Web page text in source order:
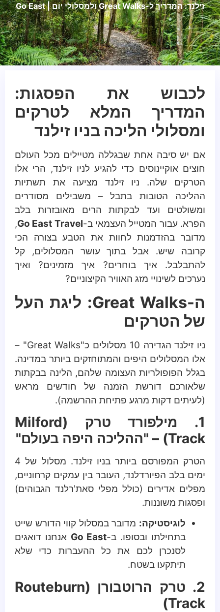
זילנד: המדריך ל-Great Walks ולמסלולי יום | Go East
לכבוש את הפסגות:
המדריך המלא לטרקים
ומסלולי הליכה בניו זילנד
אם יש סיבה אחת שבגללה מטיילים מכל העולם
חוצים אוקיינוסים כדי להגיע לניו זילנד, הרי אלו
הטרקים שלה. ניו זילנד מציעה את תשתיות
ההליכה הטובות בתבל – משבילים מסודרים
ומשולטים ועד לבקתות הרים מאובזרות בלב
הפרא. עבור המטייל העצמאי ב-Go East Travel
,
מדובר בהזדמנות לחוות את הטבע בצורה הכי
קרובה שיש. אבל בתוך עושר המסלולים, קל
להתבלבל. איך בוחרים? איך מזמינים? ואיך
נערכים לשינויי מזג האוויר הקיצוניים?
ה-Great Walks: ליגת העל
של הטרקים
ניו זילנד הגדירה 10 מסלולים כ"Great Walks" –
אלו המסלולים היפים והמתוחזקים ביותר במדינה.
בגלל הפופולריות העצומה שלהם, הלינה בבקתות
שלאורכם דורשת הזמנה של חודשים מראש
(לעיתים דקות מרגע פתיחת ההרשמה).
1. מילפורד טרק (Milford
Track) – "ההליכה היפה בעולם"
הטרק המפורסם ביותר בניו זילנד. מסלול של 4
ימים בלב הפיורדלנד, העובר בין עמקים קרחוניים,
מפלים אדירים (כולל מפלי סאת'רלנד הגבוהים)
ופסגות משוננות.
לוגיסטיקה: מדובר במסלול קווי הדורש שייט
בתחילתו ובסופו. ב-Go East אנחנו דואגים
לסנכרן לכם את כל ההעברות כדי שלא
תיתקעו בשטח.
2. טרק הרוטבורן (Routeburn
Track)